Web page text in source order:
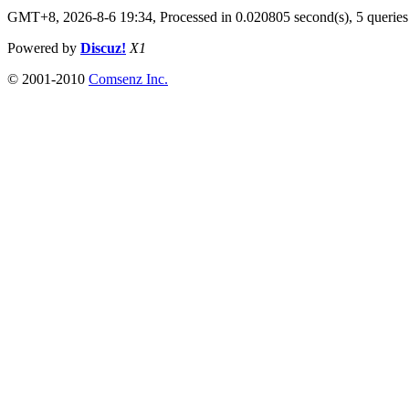
GMT+8, 2026-8-6 19:34, Processed in 0.020805 second(s), 5 queries
Powered by Discuz! X1
© 2001-2010 Comsenz Inc.